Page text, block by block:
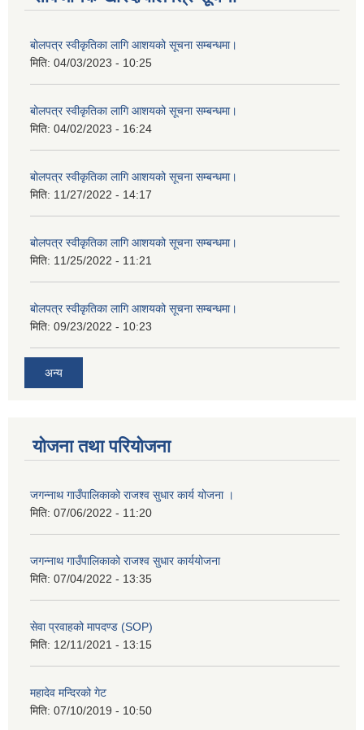
बोलपत्र स्वीकृतिका लागि आशयको सूचना सम्बन्धमा।
मिति: 04/03/2023 - 10:25
बोलपत्र स्वीकृतिका लागि आशयको सूचना सम्बन्धमा।
मिति: 04/02/2023 - 16:24
बोलपत्र स्वीकृतिका लागि आशयको सूचना सम्बन्धमा।
मिति: 11/27/2022 - 14:17
बोलपत्र स्वीकृतिका लागि आशयको सूचना सम्बन्धमा।
मिति: 11/25/2022 - 11:21
बोलपत्र स्वीकृतिका लागि आशयको सूचना सम्बन्धमा।
मिति: 09/23/2022 - 10:23
अन्य
योजना तथा परियोजना
जगन्नाथ गाउँपालिकाको राजश्व सुधार कार्य योजना ।
मिति: 07/06/2022 - 11:20
जगन्नाथ गाउँपालिकाको राजश्व सुधार कार्ययोजना
मिति: 07/04/2022 - 13:35
सेवा प्रवाहको मापदण्ड (SOP)
मिति: 12/11/2021 - 13:15
महादेव मन्दिरको गेट
मिति: 07/10/2019 - 10:50